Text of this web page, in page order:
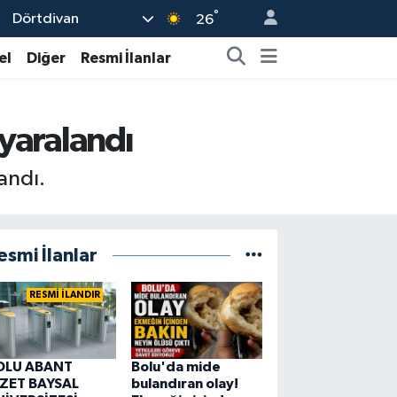
Dörtdivan 26°
Diğer Resmi İlanlar
İlanlar
RESMİ İLANDIR
ABANT
BAYSAL
Bolu'da mide
bulandıran olay!